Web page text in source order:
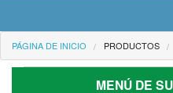
Página de Inicio
PÁGINA DE INICIO PRODUCTOS
MENÚ DE